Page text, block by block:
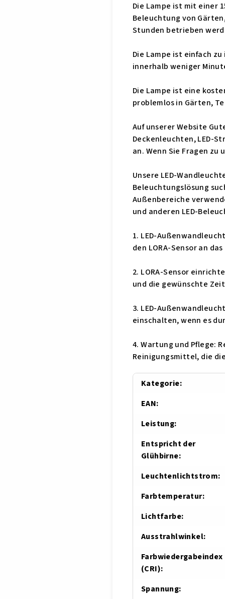
Die Lampe ist mit einer
Beleuchtung von
Stunden betrieben
Die Lampe ist einfach
innerhalb weniger
Die Lampe ist eine
problemlos in Gärten,
Auf unserer Website
Deckenleuchten, LED-
an. Wenn Sie Fragen
Unsere LED-
Beleuchtungslösung
Außenbereiche
und anderen LED-
1. LED-
den LORA-Sensor an
2. LORA-Sensor
und die gewünschte
3. LED-
einschalten, wenn es
4. Wartung und Pflege:
Reinigungsmittel, die
Kategorie:
EAN:
Leistung:
Entspricht der
Glühbirne:
Leuchtenlichtstrom:
Farbtemperatur:
Lichtfarbe:
Ausstrahlwinkel:
Farbwiedergabeindex
(CRI):
Spannung: